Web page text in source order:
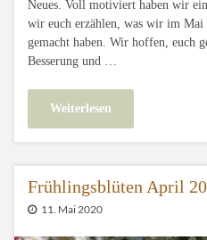
Neues. Voll motiviert haben wir
wir euch erzählen, was wir im Mai
gemacht haben. Wir hoffen, euch
Besserung und …
Weiterlesen
Frühlingsblüten April
11. Mai 2020